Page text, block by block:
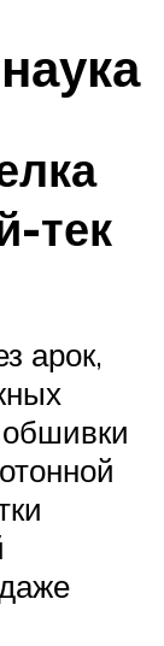
тек
арок,